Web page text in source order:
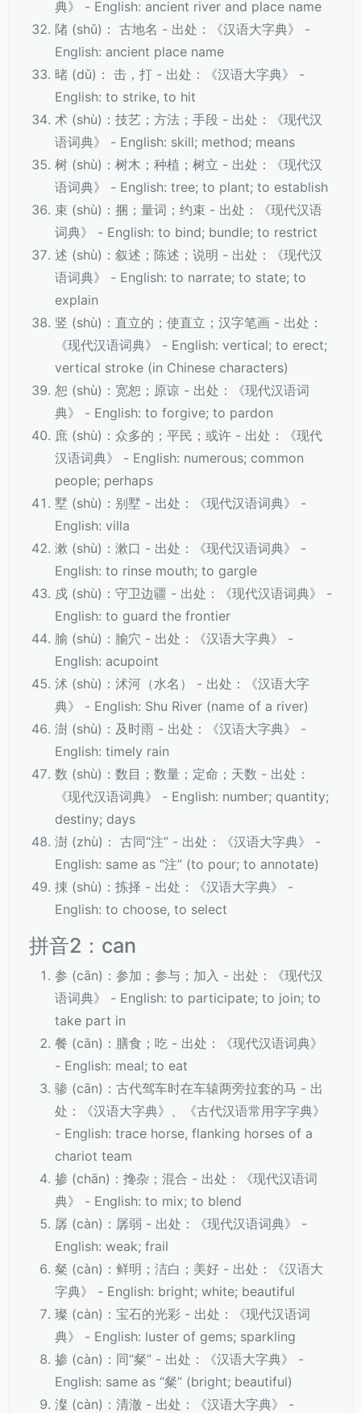
典》 - English: ancient river and place name
陼 (shǔ)： 古地名 - 出处：《汉语大字典》 -
English: ancient place name
暏 (dǔ)： 击，打 - 出处：《汉语大字典》 -
English: to strike, to hit
术 (shù)：技艺；方法；手段 - 出处：《现代汉
语词典》 - English: skill; method; means
树 (shù)：树木；种植；树立 - 出处：《现代汉
语词典》 - English: tree; to plant; to establish
束 (shù)：捆；量词；约束 - 出处：《现代汉语
词典》 - English: to bind; bundle; to restrict
述 (shù)：叙述；陈述；说明 - 出处：《现代汉
语词典》 - English: to narrate; to state; to
explain
竖 (shù)：直立的；使直立；汉字笔画 - 出处：
《现代汉语词典》 - English: vertical; to erect;
vertical stroke (in Chinese characters)
恕 (shù)：宽恕；原谅 - 出处：《现代汉语词
典》 - English: to forgive; to pardon
庶 (shù)：众多的；平民；或许 - 出处：《现代
汉语词典》 - English: numerous; common
people; perhaps
墅 (shù)：别墅 - 出处：《现代汉语词典》 -
English: villa
漱 (shù)：漱口 - 出处：《现代汉语词典》 -
English: to rinse mouth; to gargle
戍 (shù)：守卫边疆 - 出处：《现代汉语词典》 -
English: to guard the frontier
腧 (shù)：腧穴 - 出处：《汉语大字典》 -
English: acupoint
沭 (shù)：沭河（水名） - 出处：《汉语大字
典》 - English: Shu River (name of a river)
澍 (shù)：及时雨 - 出处：《汉语大字典》 -
English: timely rain
数 (shù)：数目；数量；定命；天数 - 出处：
《现代汉语词典》 - English: number; quantity;
destiny; days
澍 (zhù)： 古同“注” - 出处：《汉语大字典》 -
English: same as “注” (to pour; to annotate)
捒 (shù)：拣择 - 出处：《汉语大字典》 -
English: to choose, to select
拼音2：can
参 (cān)：参加；参与；加入 - 出处：《现代汉
语词典》 - English: to participate; to join; to
take part in
餐 (cān)：膳食；吃 - 出处：《现代汉语词典》
- English: meal; to eat
骖 (cān)：古代驾车时在车辕两旁拉套的马 - 出
处：《汉语大字典》、《古代汉语常用字字典》
- English: trace horse, flanking horses of a
chariot team
掺 (chān)：搀杂；混合 - 出处：《现代汉语词
典》 - English: to mix; to blend
孱 (càn)：孱弱 - 出处：《现代汉语词典》 -
English: weak; frail
粲 (càn)：鲜明；洁白；美好 - 出处：《汉语大
字典》 - English: bright; white; beautiful
璨 (càn)：宝石的光彩 - 出处：《现代汉语词
典》 - English: luster of gems; sparkling
掺 (càn)：同“粲” - 出处：《汉语大字典》 -
English: same as “粲” (bright; beautiful)
澯 (càn)：清澈 - 出处：《汉语大字典》 -